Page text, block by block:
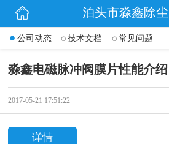
公司动态 技术文档 常见问题
淼鑫电磁脉冲阀膜片性能介绍
2017-05-21 17:51:22
详情